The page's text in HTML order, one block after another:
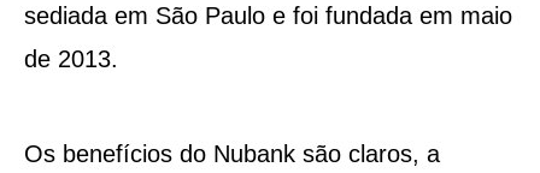
sediada em São Paulo e foi fundada em maio
de 2013.
Os benefícios do Nubank são claros, a